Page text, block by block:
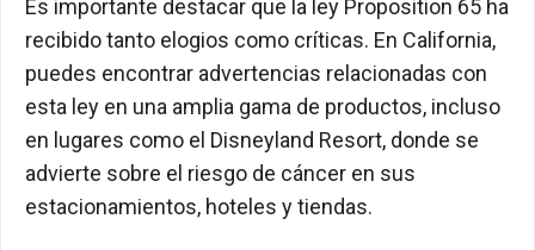
Es importante destacar que la ley Proposition 65 ha
recibido tanto elogios como críticas. En California,
puedes encontrar advertencias relacionadas con
esta ley en una amplia gama de productos, incluso
en lugares como el Disneyland Resort, donde se
advierte sobre el riesgo de cáncer en sus
estacionamientos, hoteles y tiendas.